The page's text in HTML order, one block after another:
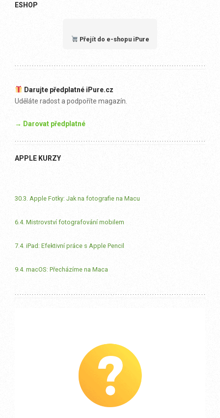
ESHOP
Přejít do e-shopu iPure
Darujte předplatné iPure.cz
Uděláte radost a podpoříte magazín.
→ Darovat předplatné
APPLE KURZY
30.3. Apple Fotky: Jak na fotografie na Macu
6.4. Mistrovství fotografování mobilem
7.4. iPad: Efektivní práce s Apple Pencil
9.4. macOS: Přecházíme na Maca